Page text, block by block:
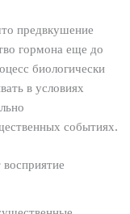
предвкушение
гормона еще до
биологически
в условиях
событиях.